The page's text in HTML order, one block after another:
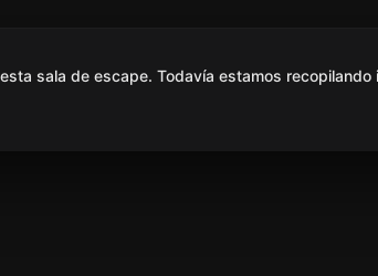
sala de escape. Todavía estamos